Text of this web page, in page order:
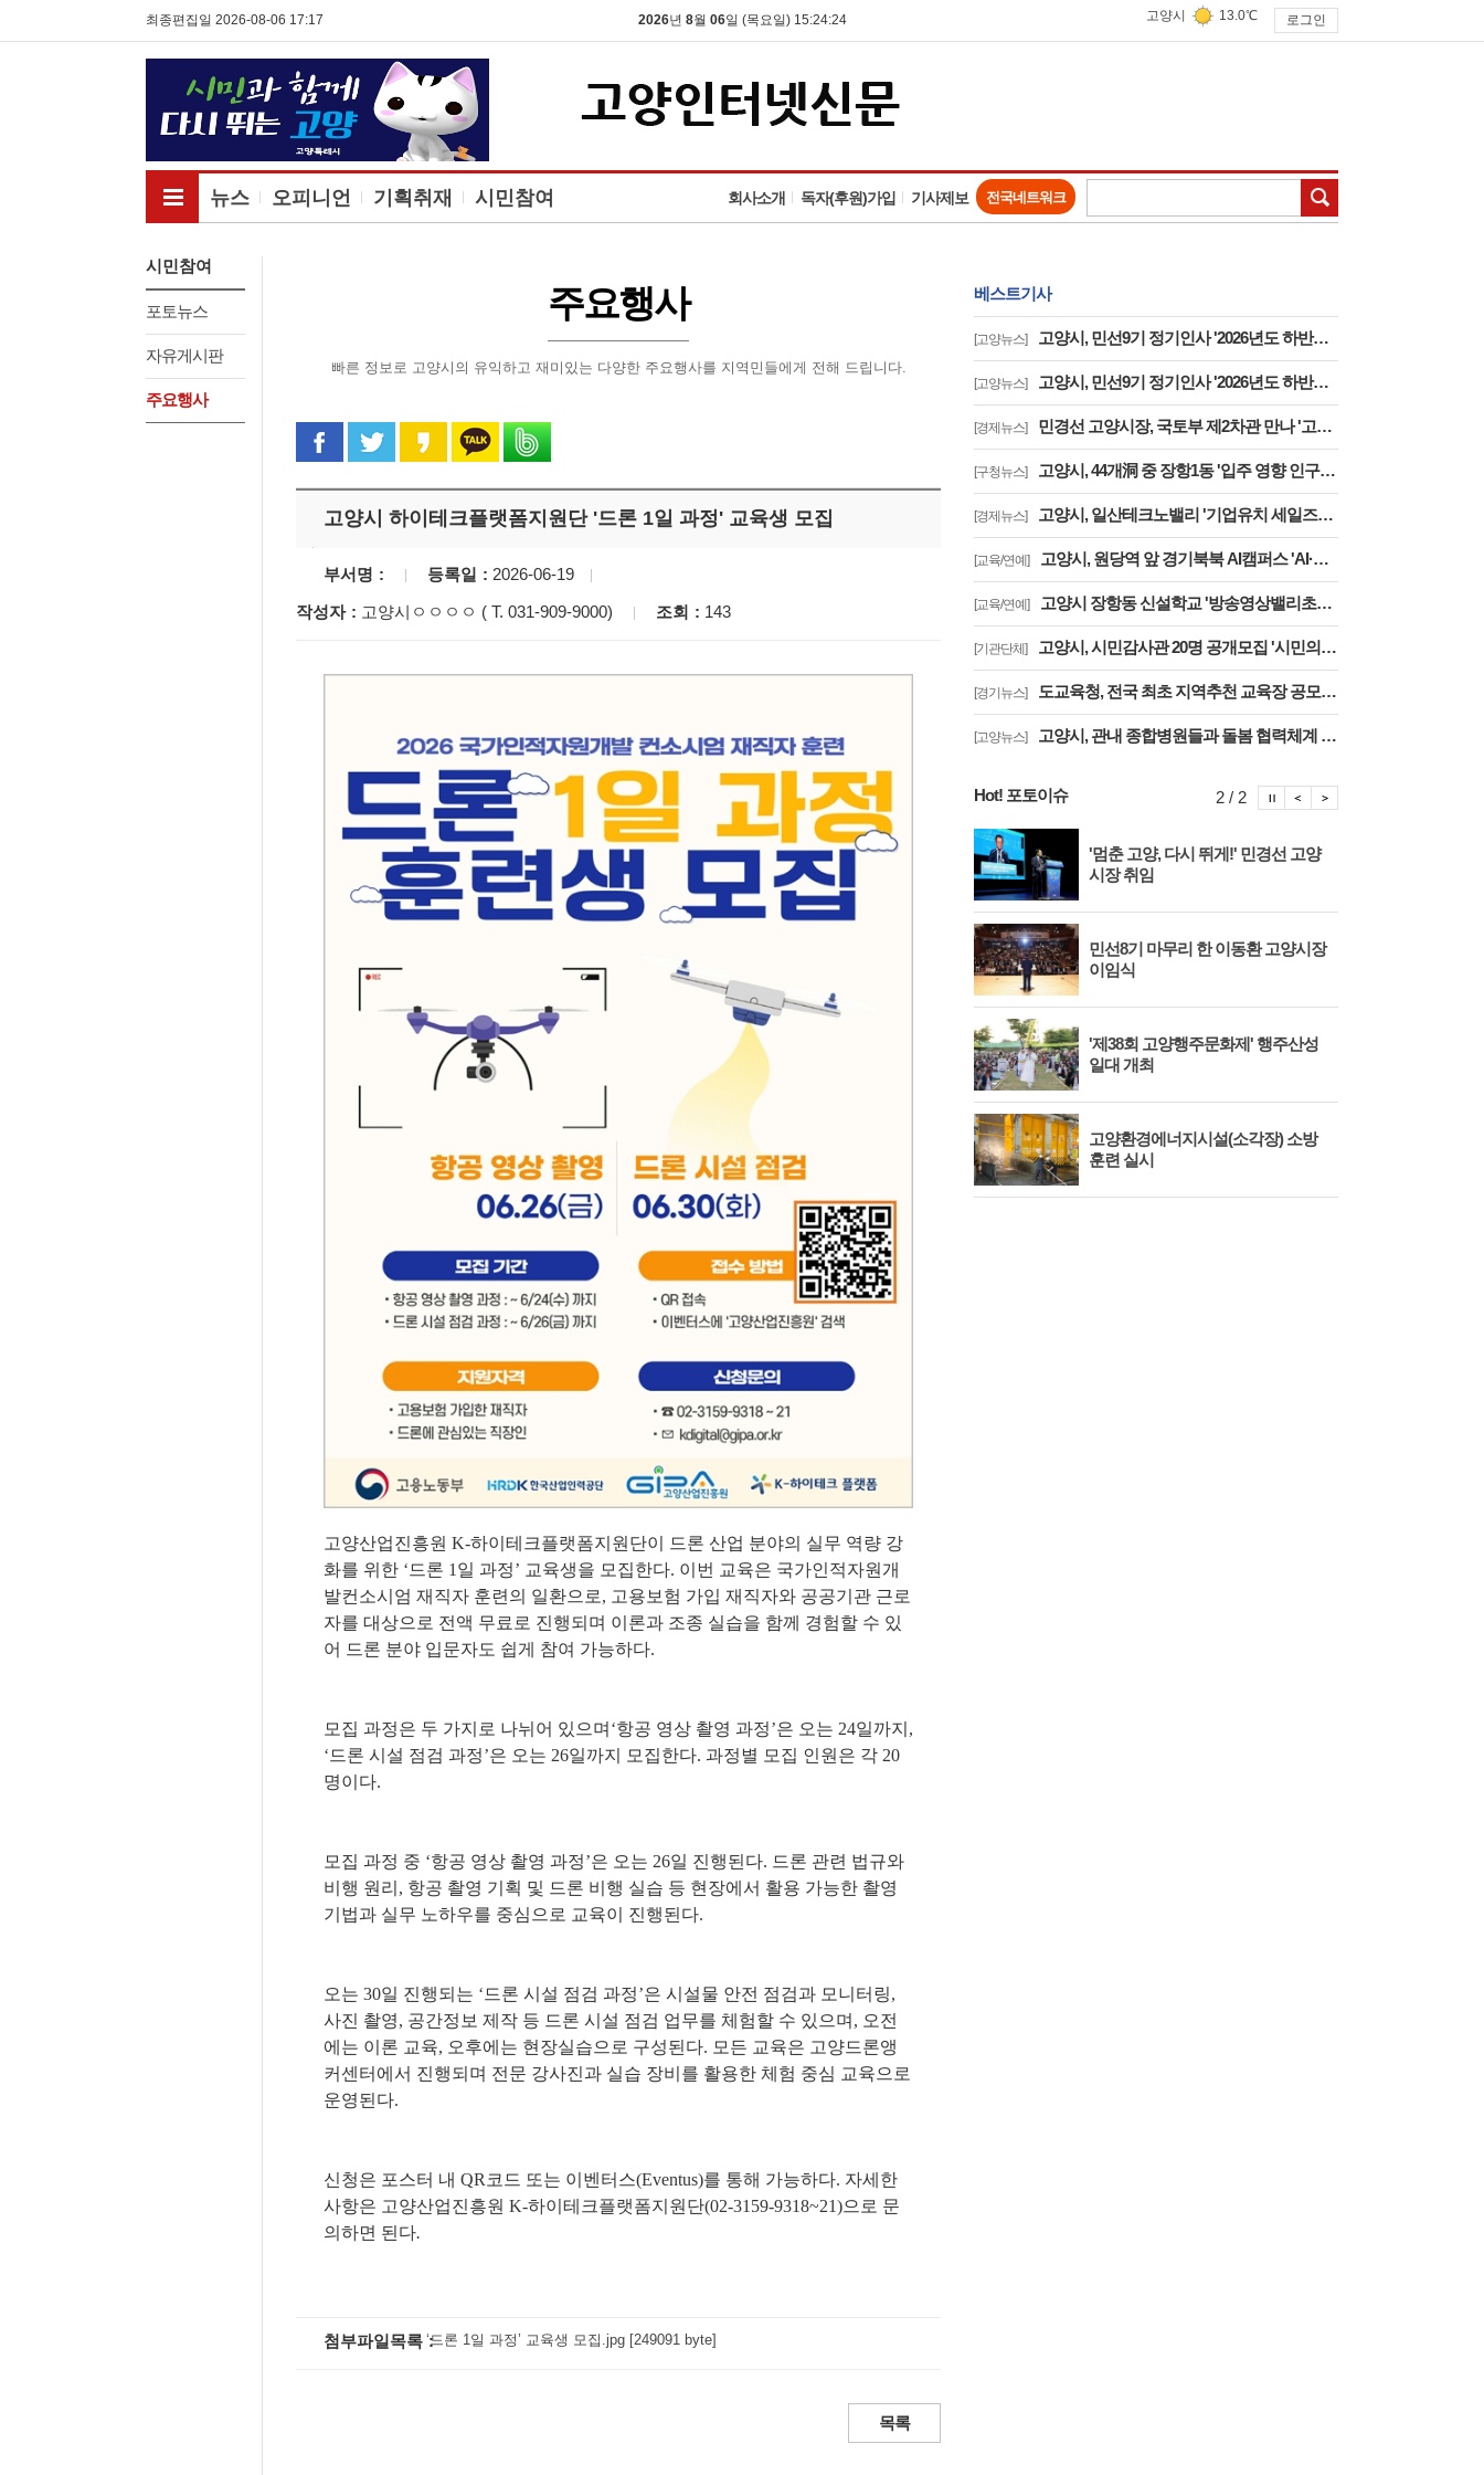
최종편집일 2026-08-06 17:17 2026년 8월 06일 (목요일) 15:24:25 고양시 13.0℃ 로그인
뉴스 오피니언 기획취재 시민참여 회사소개 독자(후원)가입 기사제보 전국네트워크
전체메뉴보기
시민참여
포토뉴스
자유게시판
주요행사
주요행사
빠른 정보로 고양시의 유익하고 재미있는 다양한 주요행사를 지역민들에게 전해 드립니다.
페이스북으로 공유
트위터로 공유카카오 스토리로 공유
카카오톡으로 공유
고양시 하이테크플랫폼지원단 '드론 1일 과정' 교육생 모집
부서명 등록일
2026-06-19
작성자
고양시ㅇㅇㅇㅇ ( T. 031-909-9000) 조회 143
고양산업진흥원 K-하이테크플랫폼지원단이 드론 산업 분야의 실무 역량 강
화를 위한 ‘ 드론 1 일 과정’ 교육생을 모집한다. 이번 교육은 국가인적자원개
발컨소시엄 재직자 훈련의 일환으로, 고용보험 가입 재직자와 공공기관 근로
자를 대상으로 전액 무료로 진행되며 이론과 조종 실습을 함께 경험할 수 있
어 드론 분야 입문자도 쉽게 참여 가능하다.
모집 과정은 두 가지로 나뉘어 있으며 ‘항공 영상 촬영 과정’은 오는 24일까지 ,
‘ 드론 시설 점검 과정’은 오는 26일까지 모집한다. 과정별 모집 인원은 각 20
명이다.
모집 과정 중 ‘항공 영상 촬영 과정’은 오는 26일 진행된다. 드론 관련 법규와
비행 원리 , 항공 촬영 기획 및 드론 비행 실습 등 현장에서 활용 가능한 촬영
기법과 실무 노하우를 중심으로 교육이 진행된다.
오는 30일 진행되는 ‘ 드론 시설 점검 과정’은 시설물 안전 점검과 모니터링
사진 촬영, 공간정보 제작 등 드론 시설 점검 업무를 체험할 수 있으며 , 오전
에는 이론 교육, 오후에는 현장실습으로 구성된다. 모든 교육은 고양드론앵
커센터에서 진행되며 전문 강사진과 실습 장비를 활용한 체험 중심 교육으로
운영된다.
신청은 포스터 내 QR 코드 또는 이벤터스(Eventus)를 통해 가능하다. 자세한
사항은 고양산업진흥원 K-하이테크플랫폼지원단(02-3159-9318~21)으로 문
의하면 된다.
첨부파일목록 ‘드론 1일 과정’ 교육생 모집.jpg [249091 byte]
목록
베스트기사
[고양뉴스] 고양시, 민선9기 정기인사 '2026년도 하반기 6급 팀장 인사발령 사항'
[고양뉴스] 고양시, 민선9기 정기인사 '2026년도 하반기 6급 부팀장 이하 인사발령 사항'
[경제뉴스] 민경선 고양시장, 국토부 제2차관 만나 '고양은평선 일산 연장 반영' 등 요청
[구청뉴스] 고양시, 44개洞 중 장항1동 '입주 영향 인구 증가폭' 최고··풍산동도 증가세 지속
[경제뉴스] 고양시, 일산테크노밸리 '기업유치 세일즈戰' 주요 기업에 고양시장 명의 투자 제안
[교육/연예] 고양시, 원당역 앞 경기북북 AI캠퍼스 'AI·디지털 배움터 체험존' 12월까지 운영
[교육/연예] 고양시 장항동 신설학교 '방송영상밸리초교' 교육부 심사 통과··2030년 개교
[기관단체] 고양시, 시민감사관 20명 공개모집 '시민의 시각·전문성으로 감사행정 제고'
[경기뉴스] 도교육청, 전국 최초 지역추천 교육장 공모 결실··고양교육청 강현주 교육장 선발
[고양뉴스] 고양시, 관내 종합병원들과 돌봄 협력체계 구축 '통합돌봄 대상자 발굴 및 연계'
Hot! 포토이슈
'멈춘 고양, 다시 뛰게!' 민경선 고양
시장 취임
이임식
'제38회 고양행주문화제' 행주산성
고양시 폭염특보에 '도로 살수차' 전
면 가동
민경선 시장, 2026 고양시장배 볼링
대회 시구
제30회 고양특례시장기 배드민턴대
회 개최
'멈춘 고양, 다시 뛰게!' 민경선 고양
시장 취임
민선8기 마무리 한 이동환 고양시장
이임식
'제38회 고양행주문화제' 행주산성
일대 개최
고양환경에너지시설(소각장) 소방
훈련 실시
2 / 2 포토이슈 이전보기
포토이슈 정지